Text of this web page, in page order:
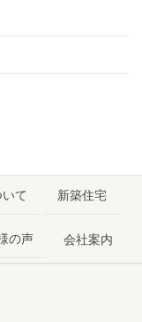
て 新築住宅
の声 会社案内